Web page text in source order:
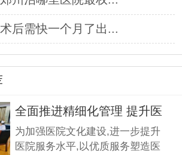
后需快一个月了出...
全面推进精细化管理 提升医
疗服
为加强医院文化建设,进一步提升
医院服务水平,以优质服务塑造医